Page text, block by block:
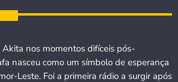
nos momentos difíceis pós-
nasceu como um símbolo de esperança
Leste. Foi a primeira rádio a surgir após